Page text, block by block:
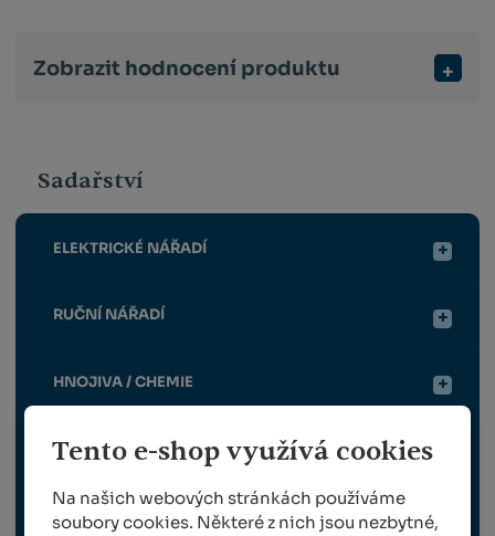
Tento e-shop využívá cookies
Na našich webových stránkách používáme
soubory cookies. Některé z nich jsou nezbytné,
Zobrazit hodnocení produktu
Sadařství
ELEKTRICKÉ NÁŘADÍ
RUČNÍ NÁŘADÍ
HNOJIVA / CHEMIE
OCHRANNÉ PRVKY
OPĚRNÁ KONSTRUKCE